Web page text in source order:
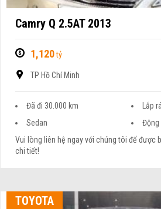
Camry Q 2.5AT 2013
1,120tỷ
TP Hồ Chí Minh
Đã đi 30.000 km
Lắp
Sedan
Động
Vui lòng liên hệ ngay với chúng tôi để được
chi tiết!
TOYOTA